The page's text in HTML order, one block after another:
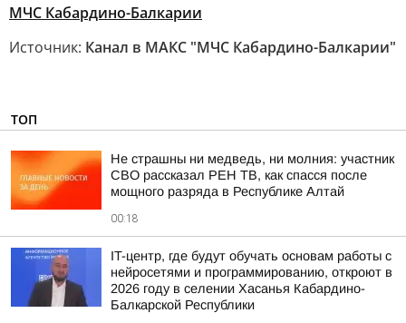
МЧС Кабардино-Балкарии
Источник: Канал в МАКС "МЧС Кабардино-Балкарии"
ТОП
Не страшны ни медведь, ни молния: участник
СВО рассказал РЕН ТВ, как спасся после
мощного разряда в Республике Алтай
00:18
IT-центр, где будут обучать основам работы с
нейросетями и программированию, откроют в
2026 году в селении Хасанья Кабардино-
Балкарской Республики